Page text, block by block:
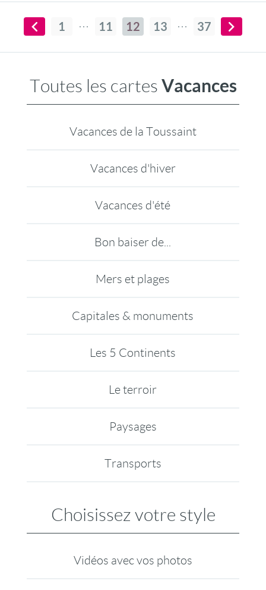
1 11 12 13 37
Toutes les cartes Vacances
Vacances de la Toussaint
Vacances d'hiver
Vacances d'été
Bon baiser de...
Mers et plages
Capitales & monuments
Les 5 Continents
Le terroir
Paysages
Transports
Choisissez votre style
Vidéos avec vos photos